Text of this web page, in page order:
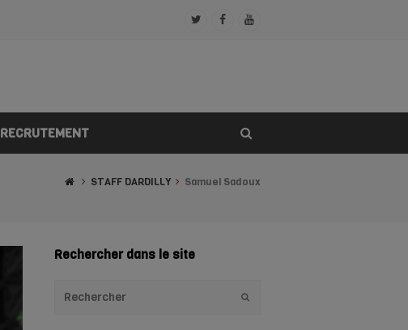
TwitterFacebookYoutube
RECRUTEMENT
STAFF DARDILLY Samuel Sadoux
Rechercher dans le site